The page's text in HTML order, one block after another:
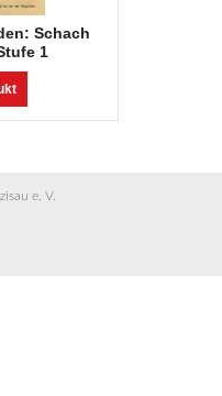
Schach
1
e. V.